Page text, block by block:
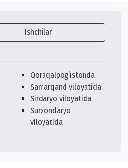
Ishchilar
Qoraqalpogʻistonda
Samarqand viloyatida
Sirdaryo viloyatida
Surxondaryo
viloyatida